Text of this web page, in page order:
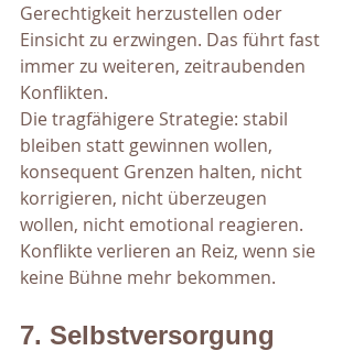
Gerechtigkeit herzustellen oder
Einsicht zu erzwingen. Das führt fast
immer zu weiteren, zeitraubenden
Konflikten.
Die tragfähigere Strategie: stabil
bleiben statt gewinnen wollen,
konsequent Grenzen halten, nicht
korrigieren, nicht überzeugen
wollen, nicht emotional reagieren.
Konflikte verlieren an Reiz, wenn sie
keine Bühne mehr bekommen.
7. Selbstversorgung